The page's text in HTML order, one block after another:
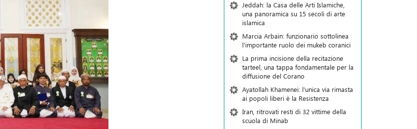
Jeddah: la Casa delle Arti Islamiche,
una panoramica su 15 secoli di arte
islamica
Marcia Arbain: funzionario sottolinea
l'importante ruolo dei mukeb coranici
La prima incisione della recitazione
tarteel, una tappa fondamentale per la
diffusione del Corano
Ayatollah Khamenei: l’unica via rimasta
ai popoli liberi è la Resistenza
Iran, ritrovati resti di 32 vittime della
scuola di Minab